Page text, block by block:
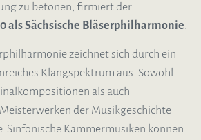
zu betonen, firmiert der
als Sächsische Bläserphilharmonie.
zeichnet sich durch ein
Klangspektrum aus. Sowohl
als auch
der Musikgeschichte
Sinfonische Kammermusiken können